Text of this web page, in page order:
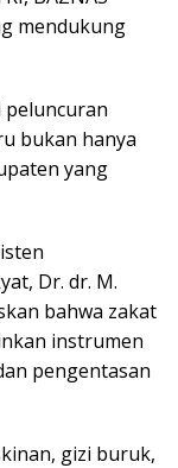
mendukung
peluncuran
bukan hanya
yang
Dr. dr. M.
bahwa zakat
instrumen
pengentasan
gizi buruk,